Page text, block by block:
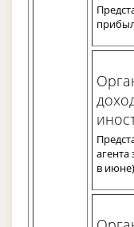
в июне)